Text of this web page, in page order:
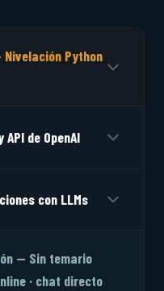
Python
de OpenAI
con LLMs
— Sin temario
· chat directo